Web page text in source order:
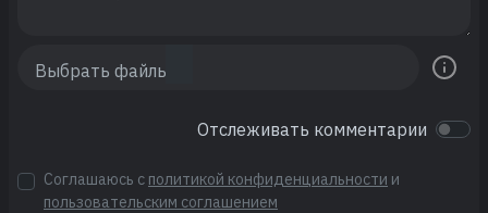
Отслеживать комментарии
Соглашаюсь с политикой конфиденциальности и
пользовательским соглашением